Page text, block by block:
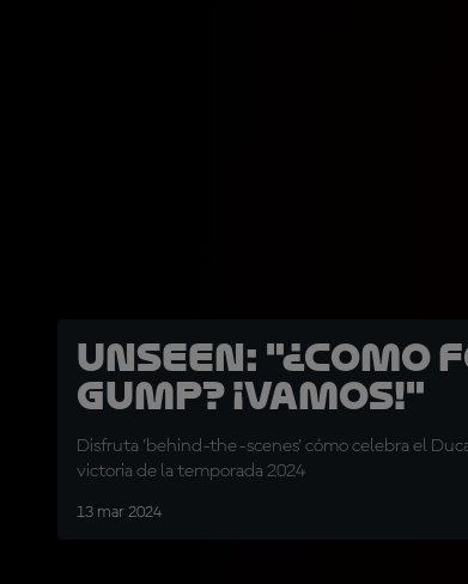
UNSEEN:
Gump? ¡Vamos!"
Disfruta 'behind-the-scenes' cómo celebra el
victoria de la temporada 2024
13 mar 2024